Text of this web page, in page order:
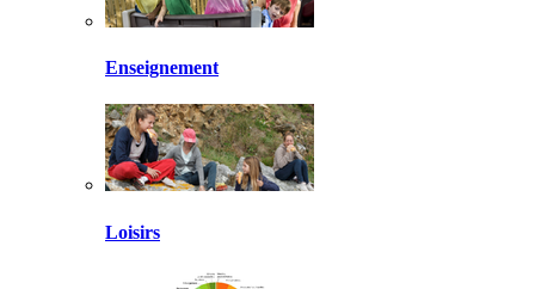
Enseignement
Loisirs